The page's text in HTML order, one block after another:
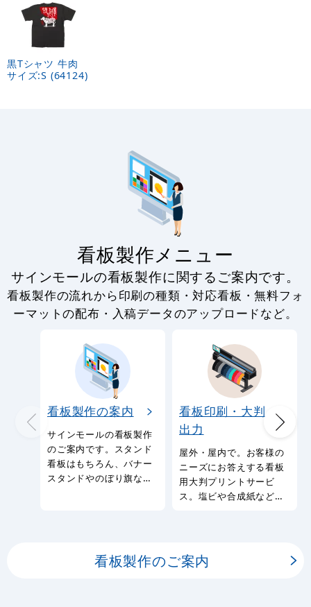
黒Tシャツ 牛肉
サイズ:S (64124)
看板製作メニュー
サインモールの看板製作に関するご案内です。
看板製作の流れから印刷の種類・対応看板・無料フォ
ーマットの配布・入稿データのアップロードなど。
看板製作の案内
サインモールの看板製作
のご案内です。スタンド
看板はもちろん、バナー
スタンドやのぼり旗など
看板印刷・大判
出力
屋外・屋内で。お客様の
ニーズにお答えする看板
用大判プリントサービ
ス。塩ビや合成紙など看
看板製作のご案内